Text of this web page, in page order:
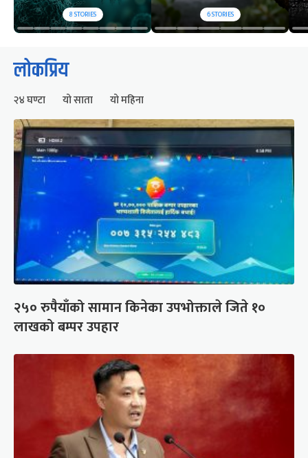
8STORIES 6STORIES
लोकप्रिय
२४ घण्टा यो साता यो महिना
२५० रुपैयाँको सामान किनेका उपभोक्ताले जिते १०
लाखको बम्पर उपहार